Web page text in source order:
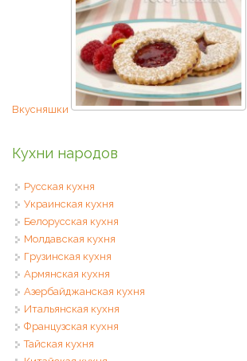
Вкусняшки
Кухни народов
Русская кухня
Украинская кухня
Белорусская кухня
Молдавская кухня
Грузинская кухня
Армянская кухня
Азербайджанская кухня
Итальянская кухня
Французская кухня
Тайская кухня